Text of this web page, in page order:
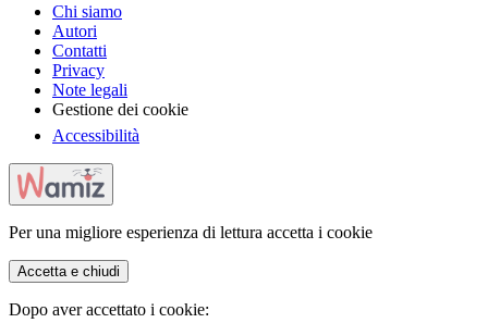
Chi siamo
Autori
Contatti
Privacy
Note legali
Gestione dei cookie
Accessibilità
Per una migliore esperienza di lettura accetta i cookie
Accetta e chiudi
Dopo aver accettato i cookie: